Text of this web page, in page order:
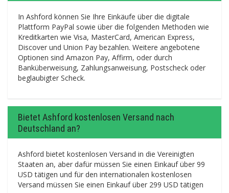
In Ashford können Sie Ihre Einkäufe über die digitale
Plattform PayPal sowie über die folgenden Methoden wie
Kreditkarten wie Visa, MasterCard, American Express,
Discover und Union Pay bezahlen. Weitere angebotene
Optionen sind Amazon Pay, Affirm, oder durch
Banküberweisung, Zahlungsanweisung, Postscheck oder
beglaubigter Scheck.
Bietet Ashford kostenlosen Versand nach
Deutschland an?
Ashford bietet kostenlosen Versand in die Vereinigten
Staaten an, aber dafür müssen Sie einen Einkauf über 99
USD tätigen und für den internationalen kostenlosen
Versand müssen Sie einen Einkauf über 299 USD tätigen